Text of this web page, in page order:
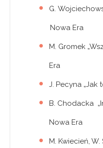
G.
Nowa Era
M. Gromek
Era
J. Pecyna „Jak
B. Chodacka
Nowa Era
M. Kwiecień,